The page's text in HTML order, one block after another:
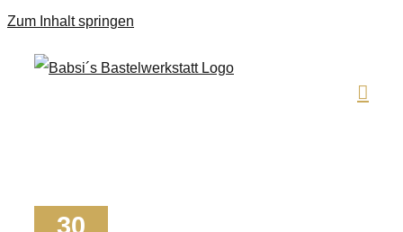
Zum Inhalt springen
30